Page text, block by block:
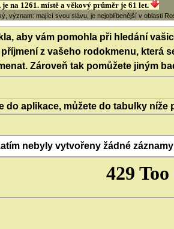
na 1261. místě a věkový průměr je 61 let.
význam: mající svou slávu, je nejoblíbenější v oblasti
aby vám pomohla při hledání
z vašeho rodokmenu, která
Zároveň tak pomůžete jiným
do aplikace, můžete do tabulky níže
nebyly vytvořeny žádné záznamy